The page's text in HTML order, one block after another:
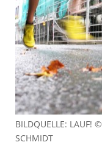
BILDQUELLE: LAUF!
SCHMIDT